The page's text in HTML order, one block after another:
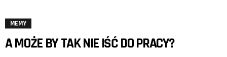
MEMY
A MOŻE BY TAK NIE IŚĆ DO PRACY?